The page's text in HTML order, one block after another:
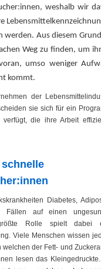
weshalb wir
werden. Aus diesem
Weg zu finden, um
umso weniger
kommt.
der
sie sich für ein
verfügt, die ihre Arbeit
Diabetes,
Fällen auf einen
Rolle spielt dabei
Viele Menschen wissen
der Fett- und
lesen das